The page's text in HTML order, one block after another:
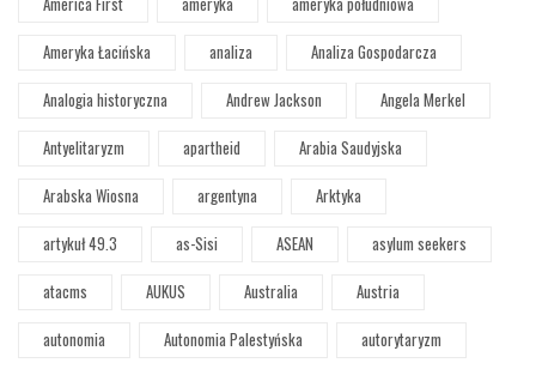
Ameryka Łacińska
analiza
Analiza Gospodarcza
Analogia historyczna
Andrew Jackson
Angela Merkel
Antyelitaryzm
apartheid
Arabia Saudyjska
Arabska Wiosna
argentyna
Arktyka
artykuł 49.3
as-Sisi ASEAN
asylum seekers
atacms
AUKUS Australia
Austria
autonomia
Autonomia Palestyńska
autorytaryzm